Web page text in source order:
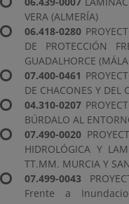
VERA (ALMERÍA)
06.418-0280
DE PROTECCIÓN
GUADALHORCE
07.400-0461
DE CHACONES Y DEL
04.310-0207
BÚRDALO AL
07.490-0020
HIDROLÓGICA Y
TT.MM. MURCIA Y
07.499-0043
Frente a